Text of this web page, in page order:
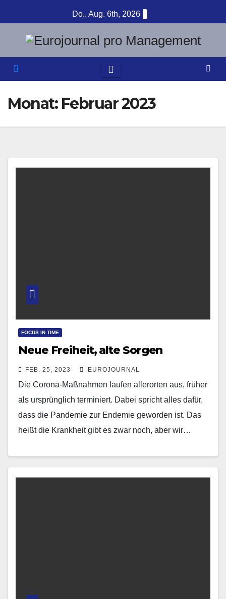
Inhalt
springen
Do.. Aug. 6th, 2026
Monat: Februar 2023
FOCUS IN TIME
Neue Freiheit, alte Sorgen
FEB. 25, 2023 EUROJOURNAL
Die Corona-Maßnahmen laufen allerorten aus, früher
als ursprünglich terminiert. Dabei spricht alles dafür,
dass die Pandemie zur Endemie geworden ist. Das
heißt die Krankheit gibt es zwar noch, aber wir…